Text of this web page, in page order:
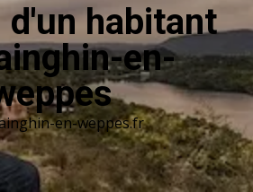
d'un habitant
en-
en-weppes.fr